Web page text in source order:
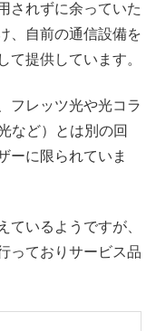
されずに余っていた
、自前の通信設備を
て提供しています。
フレッツ光や光コラ
など）とは別の回
ーに限られていま
ているようですが、
っておりサービス品